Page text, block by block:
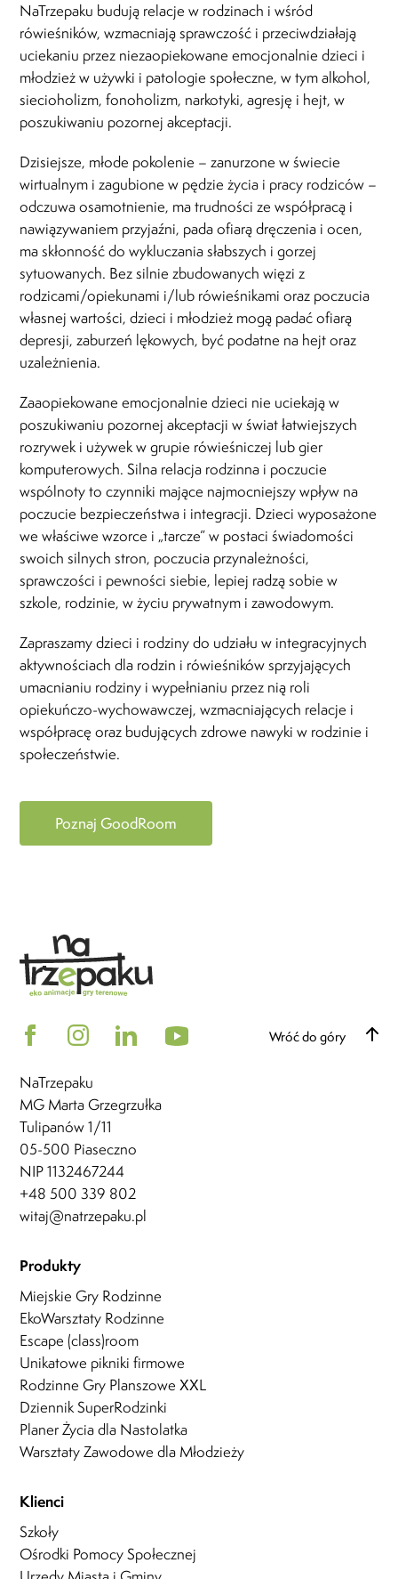
NaTrzepaku budują relacje w rodzinach i wśród
rówieśników, wzmacniają sprawczość i przeciwdziałają
uciekaniu przez niezaopiekowane emocjonalnie dzieci i
młodzież w używki i patologie społeczne, w tym alkohol,
siecioholizm, fonoholizm, narkotyki, agresję i hejt, w
poszukiwaniu pozornej akceptacji.
Dzisiejsze, młode pokolenie – zanurzone w świecie
wirtualnym i zagubione w pędzie życia i pracy rodziców –
odczuwa osamotnienie, ma trudności ze współpracą i
nawiązywaniem przyjaźni, pada ofiarą dręczenia i ocen,
ma skłonność do wykluczania słabszych i gorzej
sytuowanych. Bez silnie zbudowanych więzi z
rodzicami/opiekunami i/lub rówieśnikami oraz poczucia
własnej wartości, dzieci i młodzież mogą padać ofiarą
depresji, zaburzeń lękowych, być podatne na hejt oraz
uzależnienia.
Zaaopiekowane emocjonalnie dzieci nie uciekają w
poszukiwaniu pozornej akceptacji w świat łatwiejszych
rozrywek i używek w grupie rówieśniczej lub gier
komputerowych. Silna relacja rodzinna i poczucie
wspólnoty to czynniki mające najmocniejszy wpływ na
poczucie bezpieczeństwa i integracji. Dzieci wyposażone
we właściwe wzorce i „tarcze” w postaci świadomości
swoich silnych stron, poczucia przynależności,
sprawczości i pewności siebie, lepiej radzą sobie w
szkole, rodzinie, w życiu prywatnym i zawodowym.
Zapraszamy dzieci i rodziny do udziału w integracyjnych
aktywnościach dla rodzin i rówieśników sprzyjających
umacnianiu rodziny i wypełnianiu przez nią roli
opiekuńczo-wychowawczej, wzmacniających relacje i
współpracę oraz budujących zdrowe nawyki w rodzinie i
społeczeństwie.
Poznaj GoodRoom
Wróć do góry
NaTrzepaku
MG Marta Grzegrzułka
Tulipanów 1/11
05-500 Piaseczno
NIP 1132467244
+48 500 339 802
witaj@natrzepaku.pl
Produkty
Miejskie Gry Rodzinne
EkoWarsztaty Rodzinne
Escape (class)room
Unikatowe pikniki firmowe
Rodzinne Gry Planszowe XXL
Dziennik SuperRodzinki
Planer Życia dla Nastolatka
Warsztaty Zawodowe dla Młodzieży
Klienci
Szkoły
Ośrodki Pomocy Społecznej